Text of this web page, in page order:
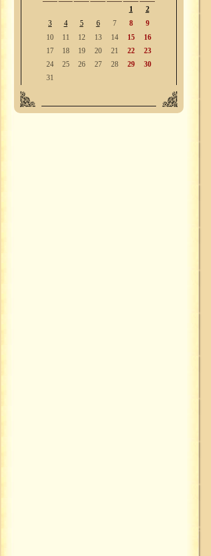
1
2
3
4 5 6 7 8
9
10
11 12 13 14 15
16
17
18 19 20 21 22
23
24
25 26 27 28 29
30
31